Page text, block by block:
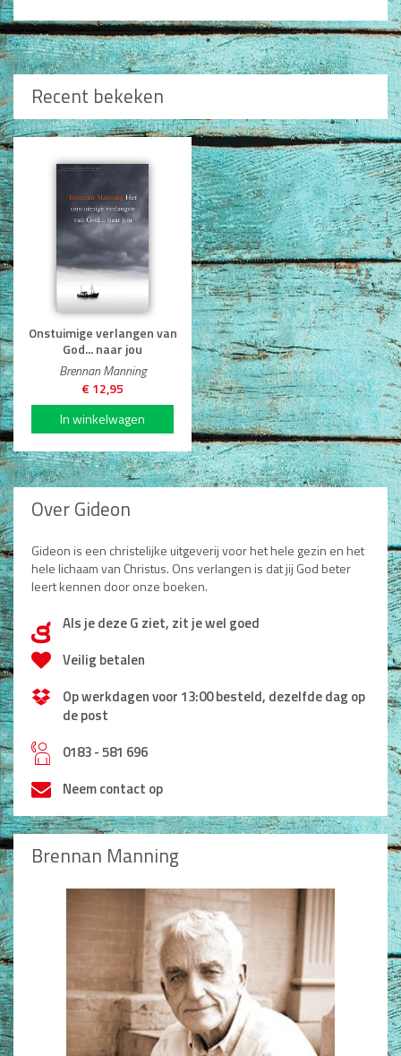
Recent bekeken
Onstuimige verlangen van
God... naar jou
Brennan Manning
€ 12,95
Over Gideon
Gideon is een christelijke uitgeverij voor het hele gezin en het
hele lichaam van Christus. Ons verlangen is dat jij God beter
leert kennen door onze boeken.
dAls je deze G ziet, zit je wel goed
Veilig betalen
Op werkdagen voor 13:00 besteld, dezelfde dag op
de post
h0183 - 581 696
Neem contact op
Brennan Manning